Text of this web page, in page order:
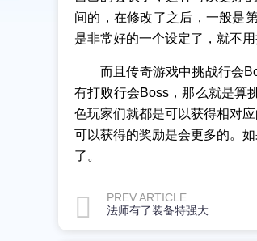
间的，在修改了之后，一般是
是非常好的一个设定了，就不
而且传奇游戏中挑战行会
有打败行会Boss，那么就是算
色玩家们就都是可以获得相对
可以获得的奖励是会更多的。
了。
PREV ARTICLE
法师有了装备特强大